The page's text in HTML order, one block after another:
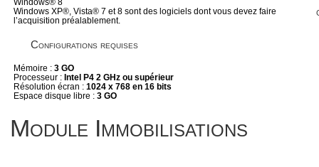
Windows XP®, Vista® 7 et 8 sont des logiciels dont vous devez faire
l’acquisition préalablement.
Configurations requises
Mémoire : 3 GO
Processeur : Intel P4 2 GHz ou supérieur
Résolution écran : 1024 x 768 en 16 bits
Espace disque libre : 3 GO
Module Immobilisations